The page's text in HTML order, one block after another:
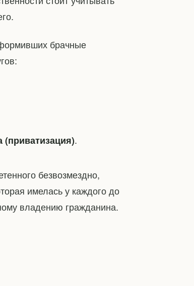
брачные
.
безвозмездно,
имелась у каждого до
владению гражданина.